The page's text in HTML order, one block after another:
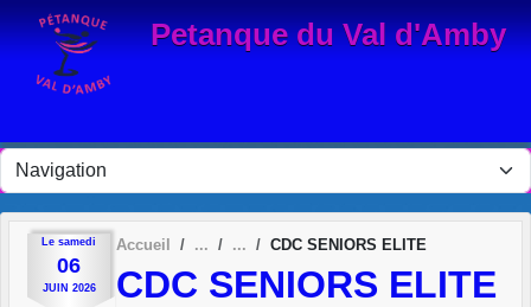
Petanque du Val d'Amby
Le samedi
06
JUIN 2026
Accueil CDC SENIORS ELITE
CDC SENIORS ELITE
Panneau de gestion des cookies